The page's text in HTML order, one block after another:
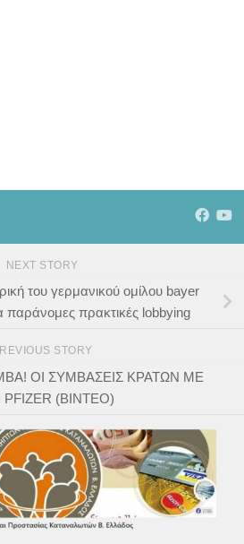
NEXT STORY
του γερμανικού ομίλου bayer
παράνομες πρακτικές lobbying
STORY
ΟΙ ΣΥΜΒΑΣΕΙΣ ΚΡΑΤΩΝ ME
(ΒΙΝΤΕΟ)